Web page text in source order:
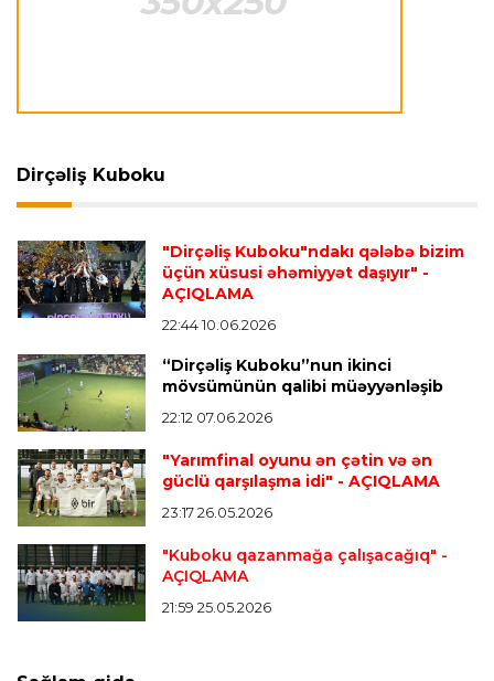
“Barselona”nın sabiq futbolçusu karyerasını
Transfer 21:08 08.08.2026
“Barselona”ya keçidinə razı salmaq istəyir
“Atletiko”nun futbolçusu “River Pleyt”ə keçir
“Vest Hem” “Tottenhem”in futbolçusunu
transfer edir
Offside 20:51 08.08.2026
Kamandan oxatma üzrə ölkə çempionatında
finalçılar bəlli oldu
Offside 20:27 08.08.2026
Mingəçevirdə “Kürü keçək?! 5” yarışı keçirildi
Dirçəliş Kuboku
"Dirçəliş Kuboku"ndakı qələbə bizim
üçün xüsusi əhəmiyyət daşıyır" -
AÇIQLAMA
22:44 10.06.2026
“Dirçəliş Kuboku”nun ikinci
mövsümünün qalibi müəyyənləşib
22:12 07.06.2026
"Yarımfinal oyunu ən çətin və ən
güclü qarşılaşma idi" - AÇIQLAMA
23:17 26.05.2026
"Kuboku qazanmağa çalışacağıq" -
AÇIQLAMA
21:59 25.05.2026